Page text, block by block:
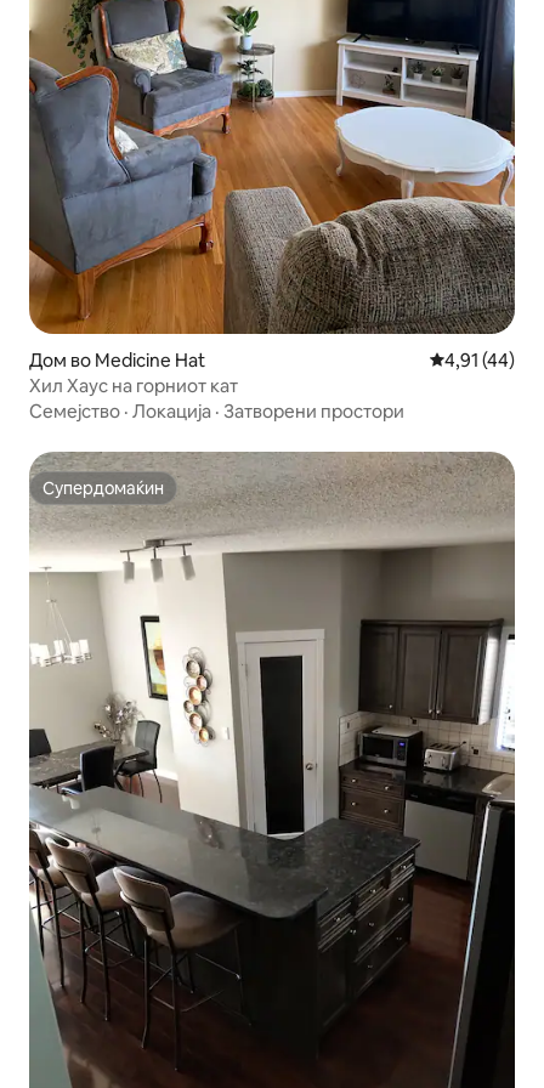
Дом во Medicine Hat Просечна
4,91 (44)
Хил Хаус на горниот кат
Семејство · Локација · Затворени простори
Супердомаќин
Супердомаќин